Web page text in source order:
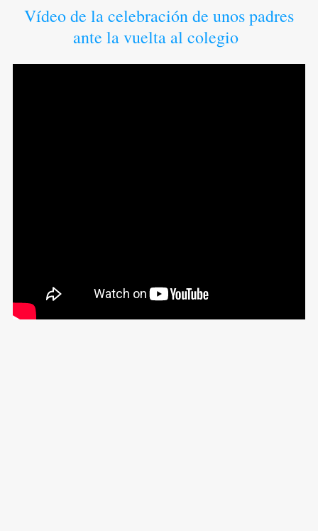
Vídeo de la celebración de unos padres
ante la vuelta al colegio